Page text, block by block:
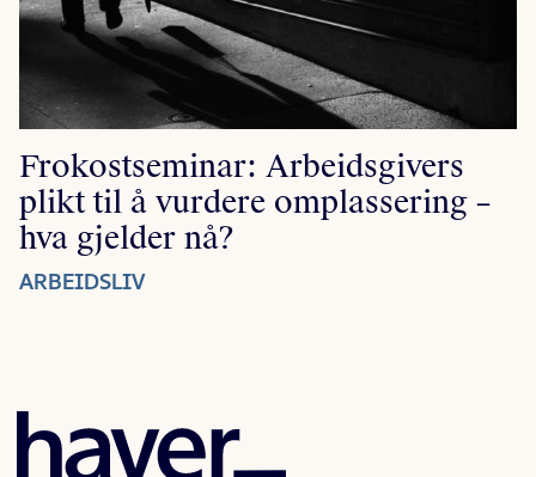
Frokostseminar: Arbeidsgivers
plikt til å vurdere omplassering –
hva gjelder nå?
ARBEIDSLIV